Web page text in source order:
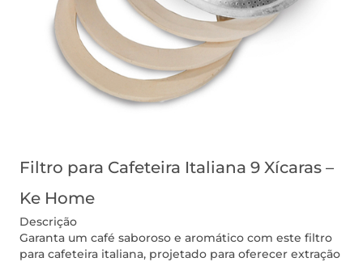
Filtro para Cafeteira Italiana 9 Xícaras –
Ke Home
Descrição
Garanta um café saboroso e aromático com este filtro
para cafeteira italiana, projetado para oferecer extração